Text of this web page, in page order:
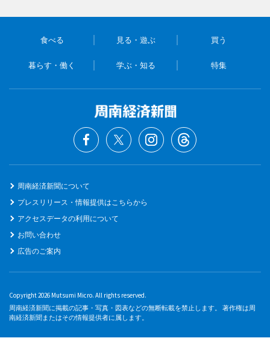
食べる 見る・遊ぶ 買う
暮らす・働く 学ぶ・知る 特集
周南経済新聞について
プレスリリース・情報提供はこちらから
アクセスデータの利用について
お問い合わせ
広告のご案内
Copyright 2026 Mutsumi Micro. All rights reserved.
周南経済新聞に掲載の記事・写真・図表などの無断転載を禁止します。 著作権は周
南経済新聞またはその情報提供者に属します。